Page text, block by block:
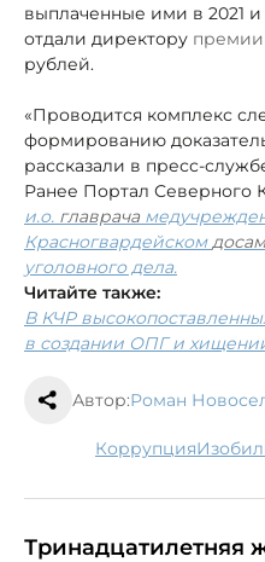
выплаченные ими в 2021
отдали директору премии
рублей.
«Проводится комплекс
формированию
рассказали в пресс-
Ранее Портал Северного
и.о. главрача
Красногвардейском
уголовного дела.
Читайте также:
В КЧР
в создании ОПГ и
Автор:Роман
коррупция
Тринадцатилетняя